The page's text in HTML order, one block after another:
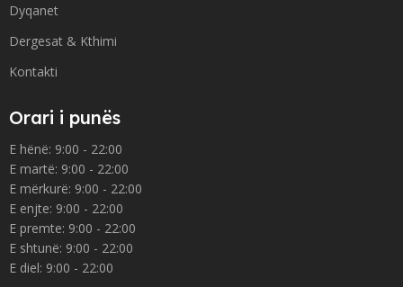
Dyqanet
Dergesat & Kthimi
Kontakti
Orari i punës
E hënë: 9:00 - 22:00
E martë: 9:00 - 22:00
E mërkurë: 9:00 - 22:00
E enjte: 9:00 - 22:00
E premte: 9:00 - 22:00
E shtunë: 9:00 - 22:00
E diel: 9:00 - 22:00